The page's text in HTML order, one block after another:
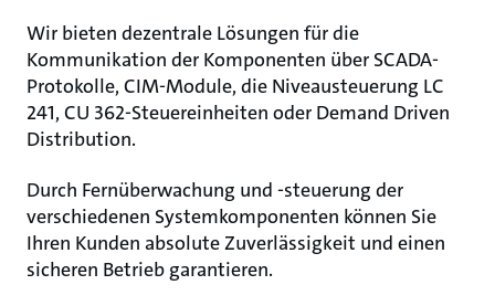
Wir bieten dezentrale Lösungen für die
Kommunikation der Komponenten über SCADA-
Protokolle, CIM-Module, die Niveausteuerung LC
241, CU 362-Steuereinheiten oder Demand Driven
Distribution.
Durch Fernüberwachung und -steuerung der
verschiedenen Systemkomponenten können Sie
Ihren Kunden absolute Zuverlässigkeit und einen
sicheren Betrieb garantieren.